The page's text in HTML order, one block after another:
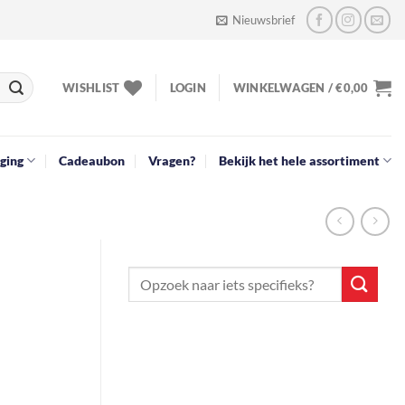
Nieuwsbrief
WISHLIST LOGIN WINKELWAGEN /€0,00
Cadeaubon Vragen? Bekijk het hele assortiment